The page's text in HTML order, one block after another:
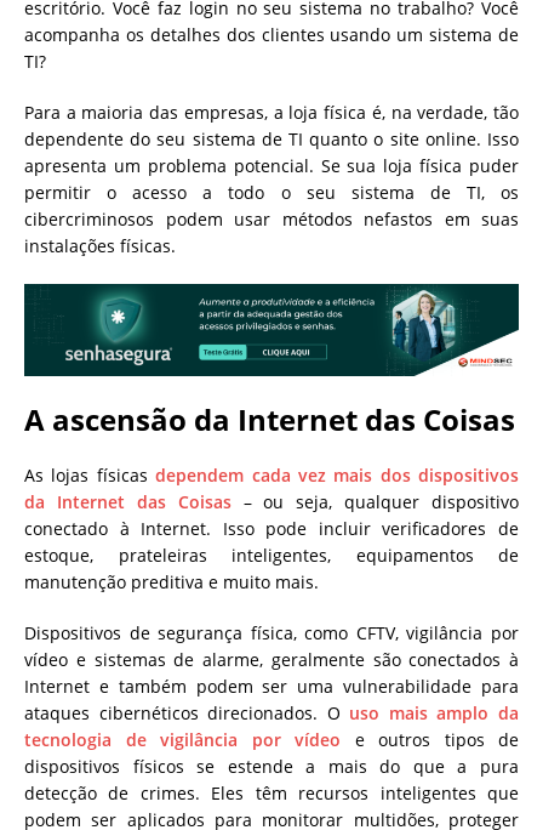
escritório. Você faz login no seu sistema no trabalho? Você
acompanha os detalhes dos clientes usando um sistema de
TI?
Para a maioria das empresas, a loja física é, na verdade, tão
dependente do seu sistema de TI quanto o site online. Isso
apresenta um problema potencial. Se sua loja física puder
permitir o acesso a todo o seu sistema de TI, os
cibercriminosos podem usar métodos nefastos em suas
instalações físicas.
A ascensão da Internet das Coisas
As lojas físicasdependem cada vez mais dos dispositivos
da Internet das Coisas– ou seja, qualquer dispositivo
conectado à Internet. Isso pode incluir verificadores de
estoque, prateleiras inteligentes, equipamentos de
manutenção preditiva e muito mais.
Dispositivos de segurança física, como CFTV, vigilância por
vídeo e sistemas de alarme, geralmente são conectados à
Internet e também podem ser uma vulnerabilidade para
ataques cibernéticos direcionados. O uso mais amplo da
tecnologia de vigilância por vídeo e outros tipos de
dispositivos físicos se estende a mais do que a pura
detecção de crimes. Eles têm recursos inteligentes que
podem ser aplicados para monitorar multidões, proteger